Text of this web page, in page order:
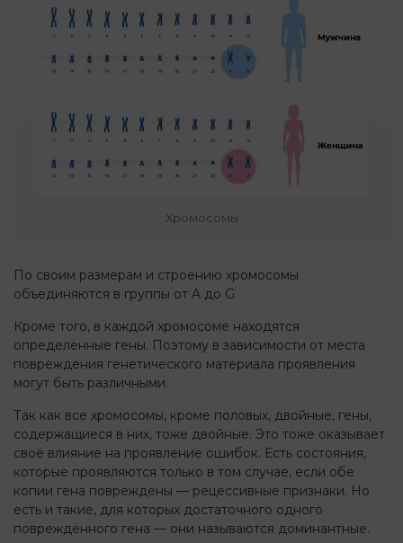
Хромосомы
По своим размерам и строению хромосомы
объединяются в группы от A до G.
Кроме того, в каждой хромосоме находятся
определенные гены. Поэтому в зависимости от места
повреждения генетического материала проявления
могут быть различными.
Так как все хромосомы, кроме половых, двойные, гены,
содержащиеся в них, тоже двойные. Это тоже оказывает
своё влияние на проявление ошибок. Есть состояния,
которые проявляются только в том случае, если обе
копии гена повреждены — рецессивные признаки. Но
есть и такие, для которых достаточного одного
повреждённого гена — они называются доминантные.